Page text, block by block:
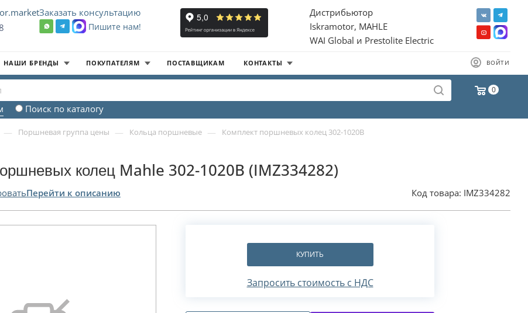
Заказать консультацию
Пишите нам!
Дистрибьютор
Iskramotor, MAHLE
WAI Global и Prestolite Electric
ВОЙТИ
НАШИ БРЕНДЫ ПОКУПАТЕЛЯМ ПОСТАВЩИКАМ КОНТАКТЫ
0
Поиск по каталогу
— Поршневая группа цены — Кольца поршневые — Комплект поршневых колец 302-1020B
колец Mahle 302-1020B (IMZ334282)
Перейти к описанию Код товара: IMZ334282
КУПИТЬ
Запросить стоимость с НДС